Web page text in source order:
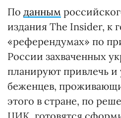
По данным
издания The Insider, к
«референдумах» по
России захваченных
планируют привлечь и
беженцев,
этого в стране, по